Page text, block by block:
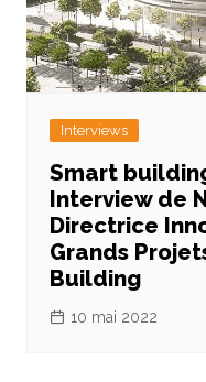
Interviews
Smart
Interview de
Directrice
Grands
Building
10 mai 2022